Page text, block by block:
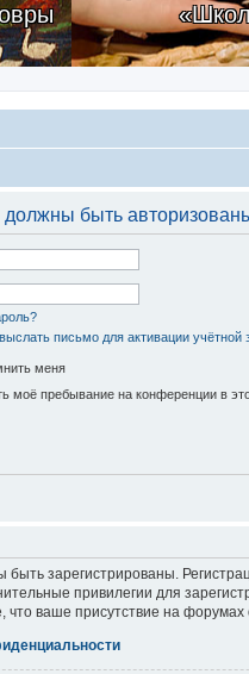
быть
письмо для активации учётной
меня
моё пребывание на конференции в
зарегистрированы.
привилегии для
ваше присутствие на форумах